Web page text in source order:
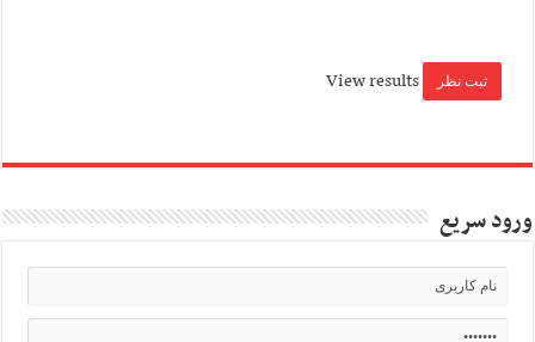
View results
ورود سریع